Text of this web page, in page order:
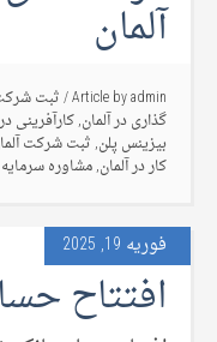
آلمان
Article byadmin
/ثبت
گذاری در آلمان,کارآفرینی
بیزینس پلن,ثبت شرکت
کار در آلمان,مشاوره
فوریه 19, 2025
افتتاح